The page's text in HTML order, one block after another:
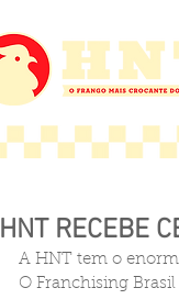
HNT RECEBE
A HNT tem o
O Franchising